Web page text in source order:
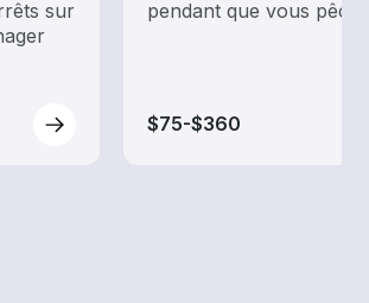
sur
pendant que vous
$75-$360